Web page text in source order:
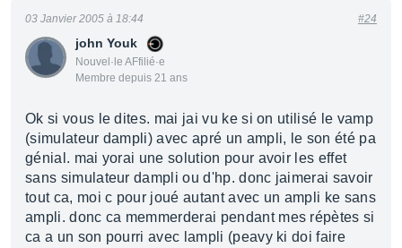
john Youk
Nouvel·le AFfilié·e
Membre depuis 21 ans
03 Janvier 2005 à 18:44 #24
Ok si vous le dites. mai jai vu ke si on utilisé le vamp
(simulateur dampli) avec apré un ampli, le son été pa
génial. mai yorai une solution pour avoir les effet
sans simulateur dampli ou d'hp. donc jaimerai savoir
tout ca, moi c pour joué autant avec un ampli ke sans
ampli. donc ca memmerderai pendant mes répètes si
ca a un son pourri avec lampli (peavy ki doi faire